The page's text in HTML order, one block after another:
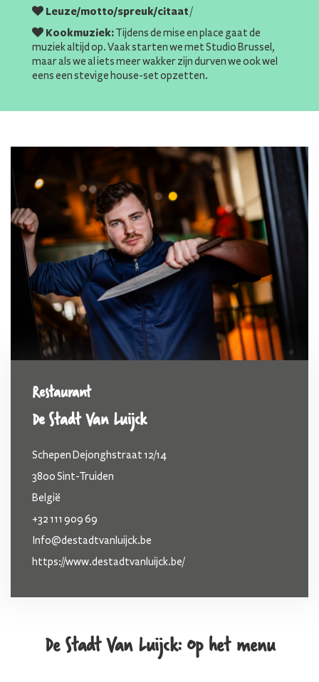
Leuze/motto/spreuk/citaat/
Kookmuziek:Tijdens de mise en place gaat de
muziek altijd op. Vaak starten we met Studio Brussel,
maar als we al iets meer wakker zijn durven we ook wel
eens een stevige house-set opzetten.
Restaurant
De Stadt Van Luijck
Schepen Dejonghstraat 12/14
3800 Sint-Truiden
België
+32 111 909 69
Info@destadtvanluijck.be
https://www.destadtvanluijck.be/
De Stadt Van Luijck: Op het menu